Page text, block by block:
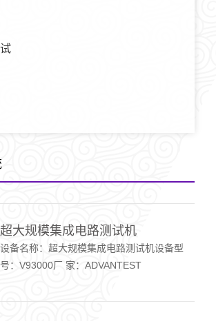
超大规模集成电路测试机
设备名称：超大规模集成电路测试机设备型
号：V93000厂 家：ADVANTEST
类：SoC测试系统设备功能简介：支持数字、